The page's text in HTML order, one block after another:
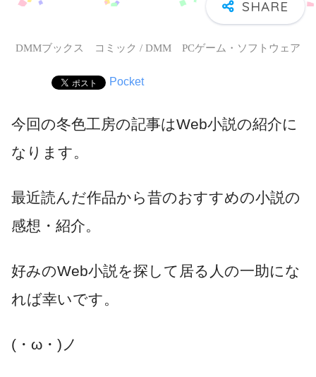
DMMブックス コミック / DMM PCゲーム・ソフトウェア
Pocket
今回の冬色工房の記事はWeb小説の紹介に
なります。
最近読んだ作品から昔のおすすめの小説の
感想・紹介。
好みのWeb小説を探して居る人の一助にな
れば幸いです。
(・ω・)ノ